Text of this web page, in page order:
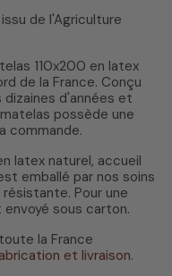
de l'Agriculture
110x200 en latex
de la France. Conçu
dizaines d'années et
possède une
commande.
latex naturel, accueil
emballé par nos soins
Pour une
sous carton.
la France
et livraison.